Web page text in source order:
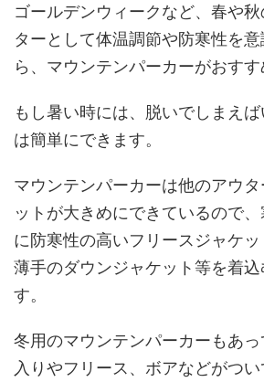
ゴールデンウィークなど、春や
ターとして体温調節や防寒性を
ら、マウンテンパーカーがおすす
もし暑い時には、脱いでしまえ
は簡単にできます。
マウンテンパーカーは他のアウ
ットが大きめにできているので
に防寒性の高いフリースジャケッ
薄手のダウンジャケット等を着込
す。
冬用のマウンテンパーカーもあ
入りやフリース、ボアなどがつ